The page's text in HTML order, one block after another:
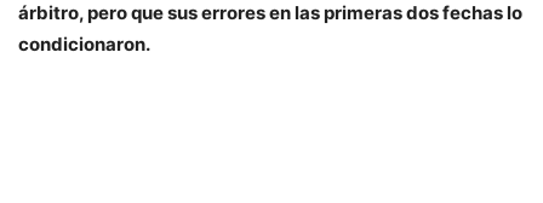
árbitro, pero que sus errores en las primeras dos fechas lo
condicionaron.